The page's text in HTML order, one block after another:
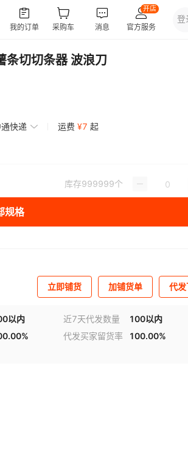
条切切条器 波浪刀
快递 运费 ¥7 起
库存999999个
规格
立即铺货 加铺货单 代
以内 近7天代发数量
100以内
代发买家留货率
100.00%